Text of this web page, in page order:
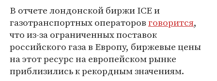
В отчете лондонской биржи ICE и
газотранспортных операторовговорится,
что из-за ограниченных поставок
российского газа в Европу, биржевые цены
на этот ресурс на европейском рынке
приблизились к рекордным значениям.